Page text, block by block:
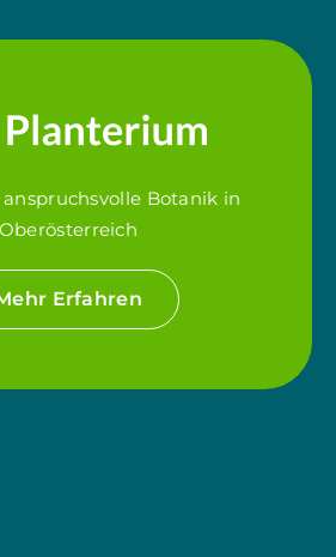
Botanik in
Oberösterreich
Erfahren